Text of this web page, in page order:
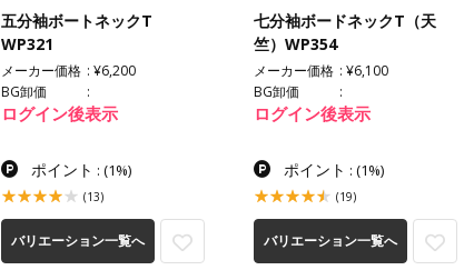
五分袖ボートネックT
WP321
メーカー価格
¥6,200
BG卸価
ログイン後表示
ポイント :(1%)
(13)
バリエーション一覧へ
七分袖ボードネックT（天
竺）WP354
メーカー価格
¥6,100
BG卸価
ログイン後表示
ポイント :(1%)
(19)
バリエーション一覧へ